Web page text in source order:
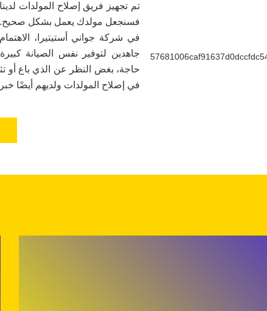
تم تجهيز فريق إصلاح المولدات
فسنجعل مولدك يعمل بشكل صحيح.
في شركة جواني أستيتيرا،
جاهدين لتوفير نفس الصيانة
حاجة، بغض النظر عن الذي باع أو
في إصلاح المولدات ولديهم أيضًا